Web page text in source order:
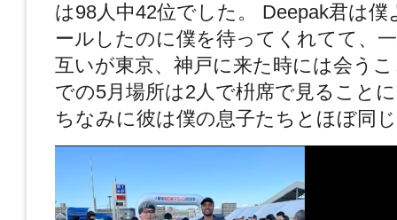
は98人中42位でした。 Deepak君は僕
ールしたのに僕を待ってくれてて、
互いが東京、神戸に来た時には会う
での5月場所は2人で枡席で見ること
ちなみに彼は僕の息子たちとほぼ同